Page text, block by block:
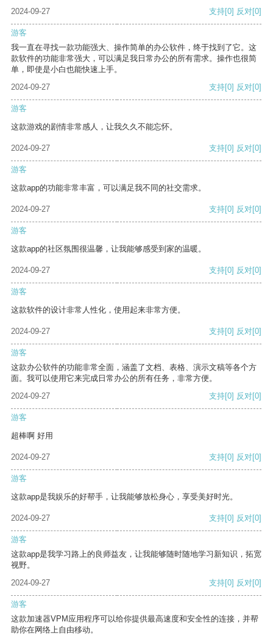
2024-09-27 支持[0] 反对[0]
游客
我一直在寻找一款功能强大、操作简单的办公软件，终于找到了它。这
款软件的功能非常强大，可以满足我日常办公的所有需求。操作也很简
单，即使是小白也能快速上手。
2024-09-27
支持[0] 反对[0]
游客
这款游戏的剧情非常感人，让我久久不能忘怀。
2024-09-27 支持[0] 反对[0]
游客
这款app的功能非常丰富，可以满足我不同的社交需求。
2024-09-27 支持[0] 反对[0]
游客
这款app的社区氛围很温馨，让我能够感受到家的温暖。
2024-09-27 支持[0] 反对[0]
游客
这款软件的设计非常人性化，使用起来非常方便。
2024-09-27 支持[0] 反对[0]
游客
这款办公软件的功能非常全面，涵盖了文档、表格、演示文稿等各个方
面。我可以使用它来完成日常办公的所有任务，非常方便。
2024-09-27
支持[0] 反对[0]
游客
超棒啊 好用
2024-09-27 支持[0] 反对[0]
游客
这款app是我娱乐的好帮手，让我能够放松身心，享受美好时光。
2024-09-27 支持[0] 反对[0]
游客
这款app是我学习路上的良师益友，让我能够随时随地学习新知识，拓宽
视野。
2024-09-27
支持[0] 反对[0]
游客
这款加速器VPM应用程序可以给你提供最高速度和安全性的连接，并帮
助你在网络上自由移动。